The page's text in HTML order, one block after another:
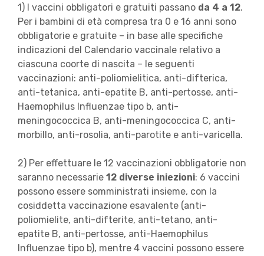
1) I vaccini obbligatori e gratuiti passano da 4 a 12.
Per i bambini di età compresa tra 0 e 16 anni sono
obbligatorie e gratuite – in base alle specifiche
indicazioni del Calendario vaccinale relativo a
ciascuna coorte di nascita – le seguenti
vaccinazioni: anti-poliomielitica, anti-difterica,
anti-tetanica, anti-epatite B, anti-pertosse, anti-
Haemophilus Influenzae tipo b, anti-
meningococcica B, anti-meningococcica C, anti-
morbillo, anti-rosolia, anti-parotite e anti-varicella.
2) Per effettuare le 12 vaccinazioni obbligatorie non
saranno necessarie 12 diverse iniezioni: 6 vaccini
possono essere somministrati insieme, con la
cosiddetta vaccinazione esavalente (anti-
poliomielite, anti-difterite, anti-tetano, anti-
epatite B, anti-pertosse, anti-Haemophilus
Influenzae tipo b), mentre 4 vaccini possono essere